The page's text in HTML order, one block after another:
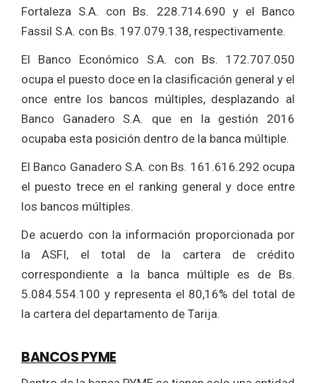
Fortaleza S.A. con Bs. 228.714.690 y el Banco
Fassil S.A. con Bs. 197.079.138, respectivamente.
El Banco Económico S.A. con Bs. 172.707.050
ocupa el puesto doce en la clasificación general y el
once entre los bancos múltiples, desplazando al
Banco Ganadero S.A. que en la gestión 2016
ocupaba esta posición dentro de la banca múltiple.
El Banco Ganadero S.A. con Bs. 161.616.292 ocupa
el puesto trece en el ranking general y doce entre
los bancos múltiples.
De acuerdo con la información proporcionada por
la ASFI, el total de la cartera de crédito
correspondiente a la banca múltiple es de Bs.
5.084.554.100 y representa el 80,16% del total de
la cartera del departamento de Tarija.
BANCOS PYME